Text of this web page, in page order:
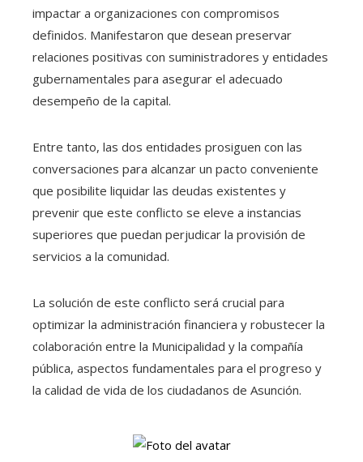
impactar a organizaciones con compromisos
definidos. Manifestaron que desean preservar
relaciones positivas con suministradores y entidades
gubernamentales para asegurar el adecuado
desempeño de la capital.
Entre tanto, las dos entidades prosiguen con las
conversaciones para alcanzar un pacto conveniente
que posibilite liquidar las deudas existentes y
prevenir que este conflicto se eleve a instancias
superiores que puedan perjudicar la provisión de
servicios a la comunidad.
La solución de este conflicto será crucial para
optimizar la administración financiera y robustecer la
colaboración entre la Municipalidad y la compañía
pública, aspectos fundamentales para el progreso y
la calidad de vida de los ciudadanos de Asunción.